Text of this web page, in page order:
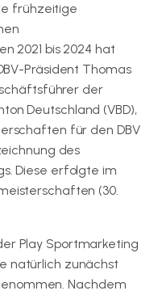
frühzeitige
2021 bis 2024 hat
Präsident Thomas
der
Deutschland (VBD),
für den DBV
des
Diese erfolgte im
(30.
Play Sportmarketing
natürlich zunächst
Nachdem